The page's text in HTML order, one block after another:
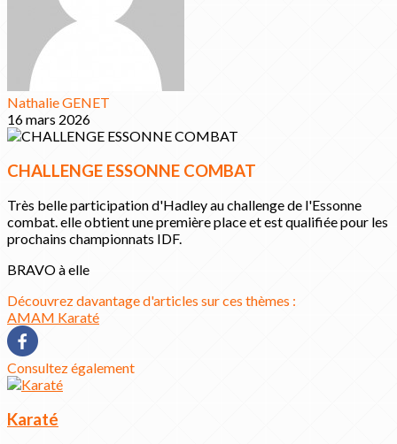
Nathalie GENET
16 mars 2026
CHALLENGE ESSONNE COMBAT
Très belle participation d'Hadley au challenge de l'Essonne
combat. elle obtient une première place et est qualifiée pour les
prochains championnats IDF.
BRAVO à elle
Découvrez davantage d'articles sur ces thèmes :
AMAM Karaté
Consultez également
Karaté